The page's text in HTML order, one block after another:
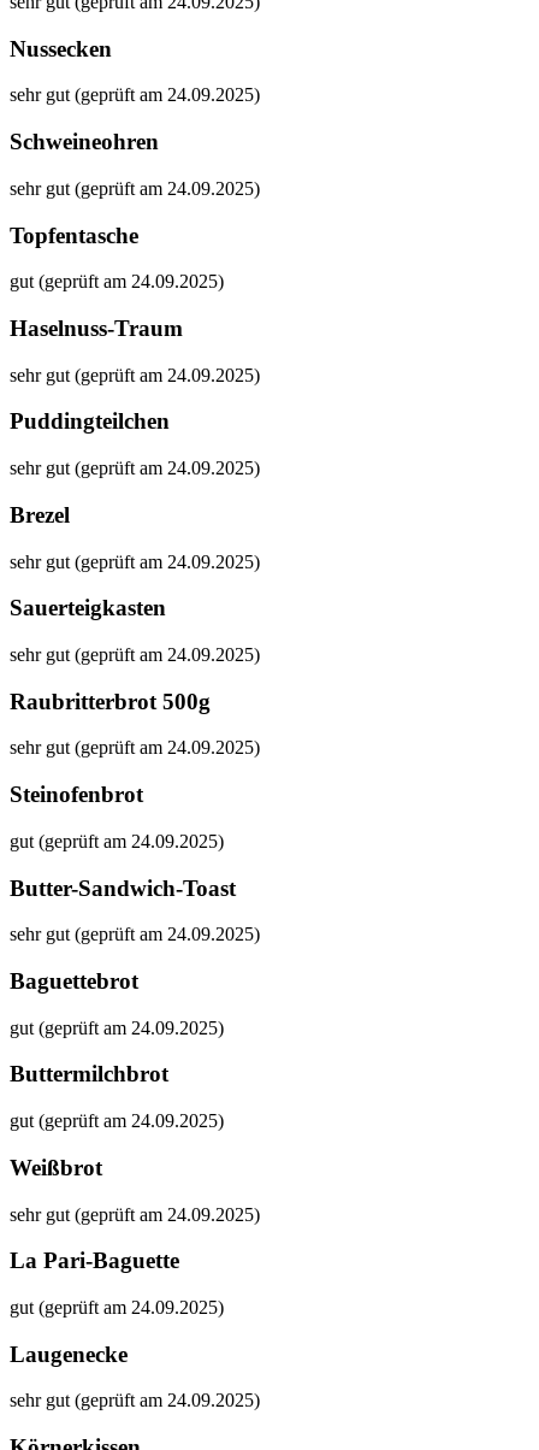
Nussecken
sehr gut (geprüft am 24.09.2025)
Schweineohren
sehr gut (geprüft am 24.09.2025)
Topfentasche
gut (geprüft am 24.09.2025)
Haselnuss-Traum
sehr gut (geprüft am 24.09.2025)
Puddingteilchen
sehr gut (geprüft am 24.09.2025)
Brezel
sehr gut (geprüft am 24.09.2025)
Sauerteigkasten
sehr gut (geprüft am 24.09.2025)
Raubritterbrot 500g
sehr gut (geprüft am 24.09.2025)
Steinofenbrot
gut (geprüft am 24.09.2025)
Butter-Sandwich-Toast
sehr gut (geprüft am 24.09.2025)
Baguettebrot
gut (geprüft am 24.09.2025)
Buttermilchbrot
gut (geprüft am 24.09.2025)
Weißbrot
sehr gut (geprüft am 24.09.2025)
La Pari-Baguette
gut (geprüft am 24.09.2025)
Laugenecke
sehr gut (geprüft am 24.09.2025)